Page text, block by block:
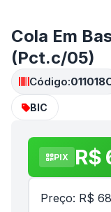
Cola Em
(Pct.c/05)
Código:
BIC
PIX R$
Preço: R$